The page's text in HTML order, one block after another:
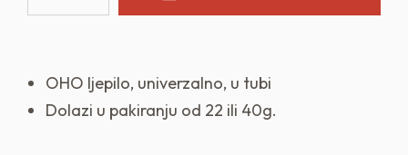
OHO ljepilo, univerzalno, u tubi
Dolazi u pakiranju od 22 ili 40g.